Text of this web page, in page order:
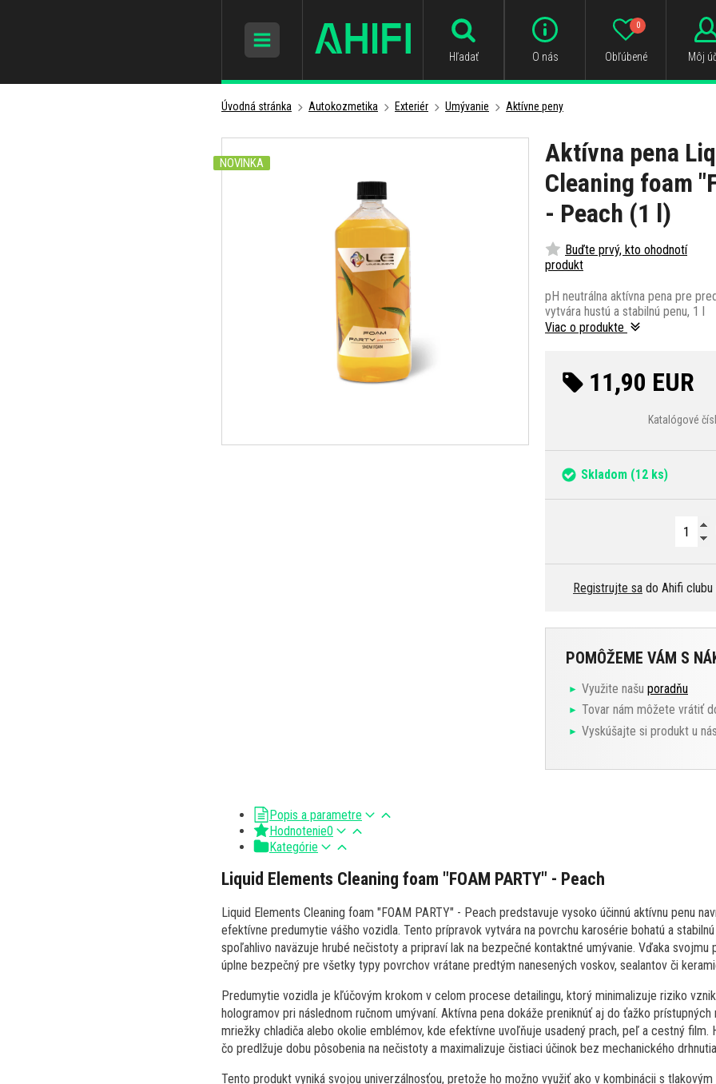
Hľadať O nás Obľúbené
0
Môj
Úvodná stránka Autokozmetika Exteriér Umývanie Aktívne peny
Aktívna pena
Cleaning foam
- Peach (1 l)
Buďte prvý, kto ohodnotí
produkt
pH neutrálna aktívna pena pre
vytvára hustú a stabilnú penu, 1 l
Viac o produkte
11,90 EUR
Katalógové
Skladom (12 ks)
Registrujte sa do Ahifi
POMÔŽEME VÁM S
Využite našu poradňu
Tovar nám môžete vrátiť
Vyskúšajte si produkt u nás
NOVINKA
Popis a parametre
Hodnotenie0
Kategórie
Liquid Elements Cleaning foam "FOAM PARTY" - Peach
Liquid Elements Cleaning foam "FOAM PARTY" - Peach predstavuje vysoko účinnú aktívnu penu
efektívne predumytie vášho vozidla. Tento prípravok vytvára na povrchu karosérie bohatú a
spoľahlivo naväzuje hrubé nečistoty a pripraví lak na bezpečné kontaktné umývanie. Vďaka svojmu
úplne bezpečný pre všetky typy povrchov vrátane predtým nanesených voskov, sealantov či
Predumytie vozidla je kľúčovým krokom v celom procese detailingu, ktorý minimalizuje riziko
hologramov pri následnom ručnom umývaní. Aktívna pena dokáže preniknúť aj do ťažko prístupných
mriežky chladiča alebo okolie emblémov, kde efektívne uvoľňuje usadený prach, peľ a cestný film.
čo predlžuje dobu pôsobenia na nečistoty a maximalizuje čistiaci účinok bez mechanického
Tento produkt vyniká svojou univerzálnosťou, pretože ho možno využiť ako v kombinácii s